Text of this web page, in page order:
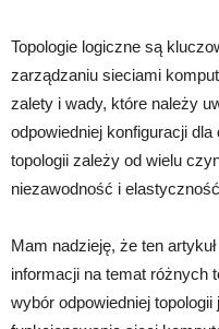
Topologie logiczne są
zarządzaniu sieciami
zalety i wady, które należy
odpowiedniej konfiguracji
topologii zależy od wielu
niezawodność i
Mam nadzieję, że ten
informacji na temat różnych
wybór odpowiedniej